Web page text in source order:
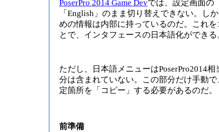
PoserPro 2014 Game Devでは、設定画面の
「English」のまま切り替えできない。し
めの情報は内部に持っているのだ。これ
とで、インタフェースの日本語化ができる
ただし、日本語メニューはPoserPro2014
分は含まれていない。この部分だけ手動
定箇所を「コピー」する必要があるのだ。
前準備